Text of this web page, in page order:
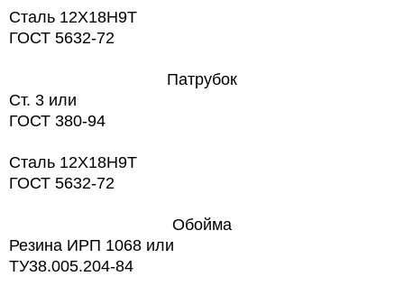
Сталь 12X18H9T
ГОСТ 5632-72
Патрубок
Ст. 3 или
ГОСТ 380-94
Сталь 12X18H9T
ГОСТ 5632-72
Обойма
Резина ИРП 1068 или
TУ38.005.204-84